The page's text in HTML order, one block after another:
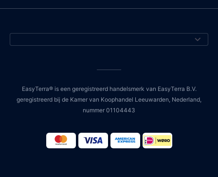
EasyTerra® is een geregistreerd handelsmerk van EasyTerra B.V.
geregistreerd bij de Kamer van Koophandel Leeuwarden, Nederland,
nummer 01104443